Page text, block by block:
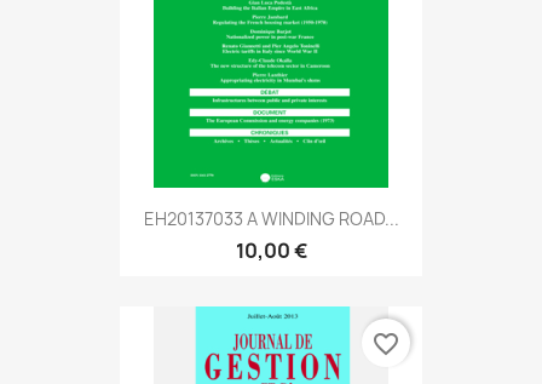
EH20137033 A WINDING ROAD...
10,00 €
favorite_border